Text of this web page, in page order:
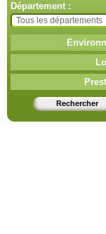
Département :